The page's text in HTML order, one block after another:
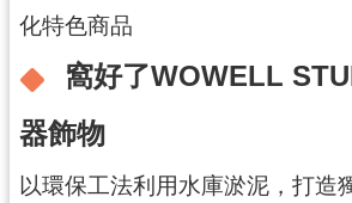
桃
青
資
源
基
地
化特色商品
窩好了WOWELL
器飾物
以環保工法利用水庫淤泥，打造